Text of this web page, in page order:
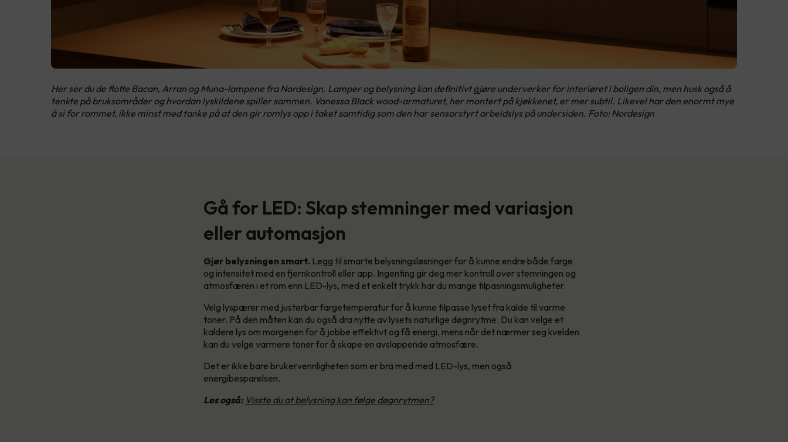
Her ser du de flotte Bacan, Arran og Muna-lampene fra Nordesign. Lamper og belysning kan definitivt gjøre underverker for interiøret i boligen din, men husk også å
tenkte på bruksområder og hvordan lyskildene spiller sammen. Vanessa Black wood-armaturet, her montert på kjøkkenet, er mer subtil. Likevel har den enormt mye
å si for rommet, ikke minst med tanke på at den gir romlys opp i taket samtidig som den har sensorstyrt arbeidslys på undersiden. Foto: Nordesign
Gå for LED: Skap stemninger med variasjon
eller automasjon
Gjør belysningen smart. Legg til smarte belysningsløsninger for å kunne endre både farge
og intensitet med en fjernkontroll eller app. Ingenting gir deg mer kontroll over stemningen og
atmosfæren i et rom enn LED-lys, med et enkelt trykk har du mange tilpasningsmuligheter.
Velg lyspærer med justerbar fargetemperatur for å kunne tilpasse lyset fra kalde til varme
toner. På den måten kan du også dra nytte av lysets naturlige døgnrytme. Du kan velge et
kaldere lys om morgenen for å jobbe effektivt og få energi, mens når det nærmer seg kvelden
kan du velge varmere toner for å skape en avslappende atmosfære.
Det er ikke bare brukervennligheten som er bra med med LED-lys, men også
energibesparelsen.
Les også: Visste du at belysning kan følge døgnrytmen?